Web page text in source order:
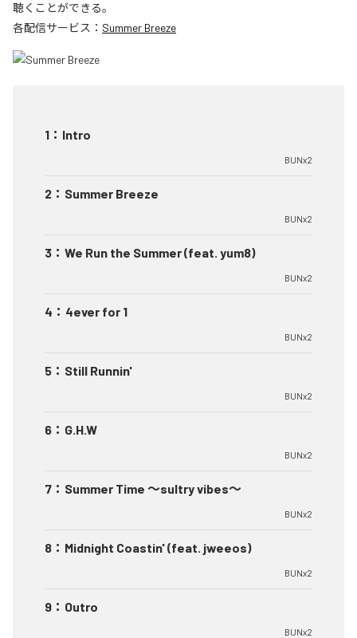
聴くことができる。
各配信サービス： Summer Breeze
1 ： Intro
BUNx2
2 ： Summer Breeze
BUNx2
3 ： We Run the Summer (feat. yum8)
BUNx2
4 ： 4ever for 1
BUNx2
5 ： Still Runnin'
BUNx2
6 ： G.H.W
BUNx2
7 ： Summer Time 〜sultry vibes〜
BUNx2
8 ： Midnight Coastin' (feat. jweeos)
BUNx2
9 ： Outro
BUNx2